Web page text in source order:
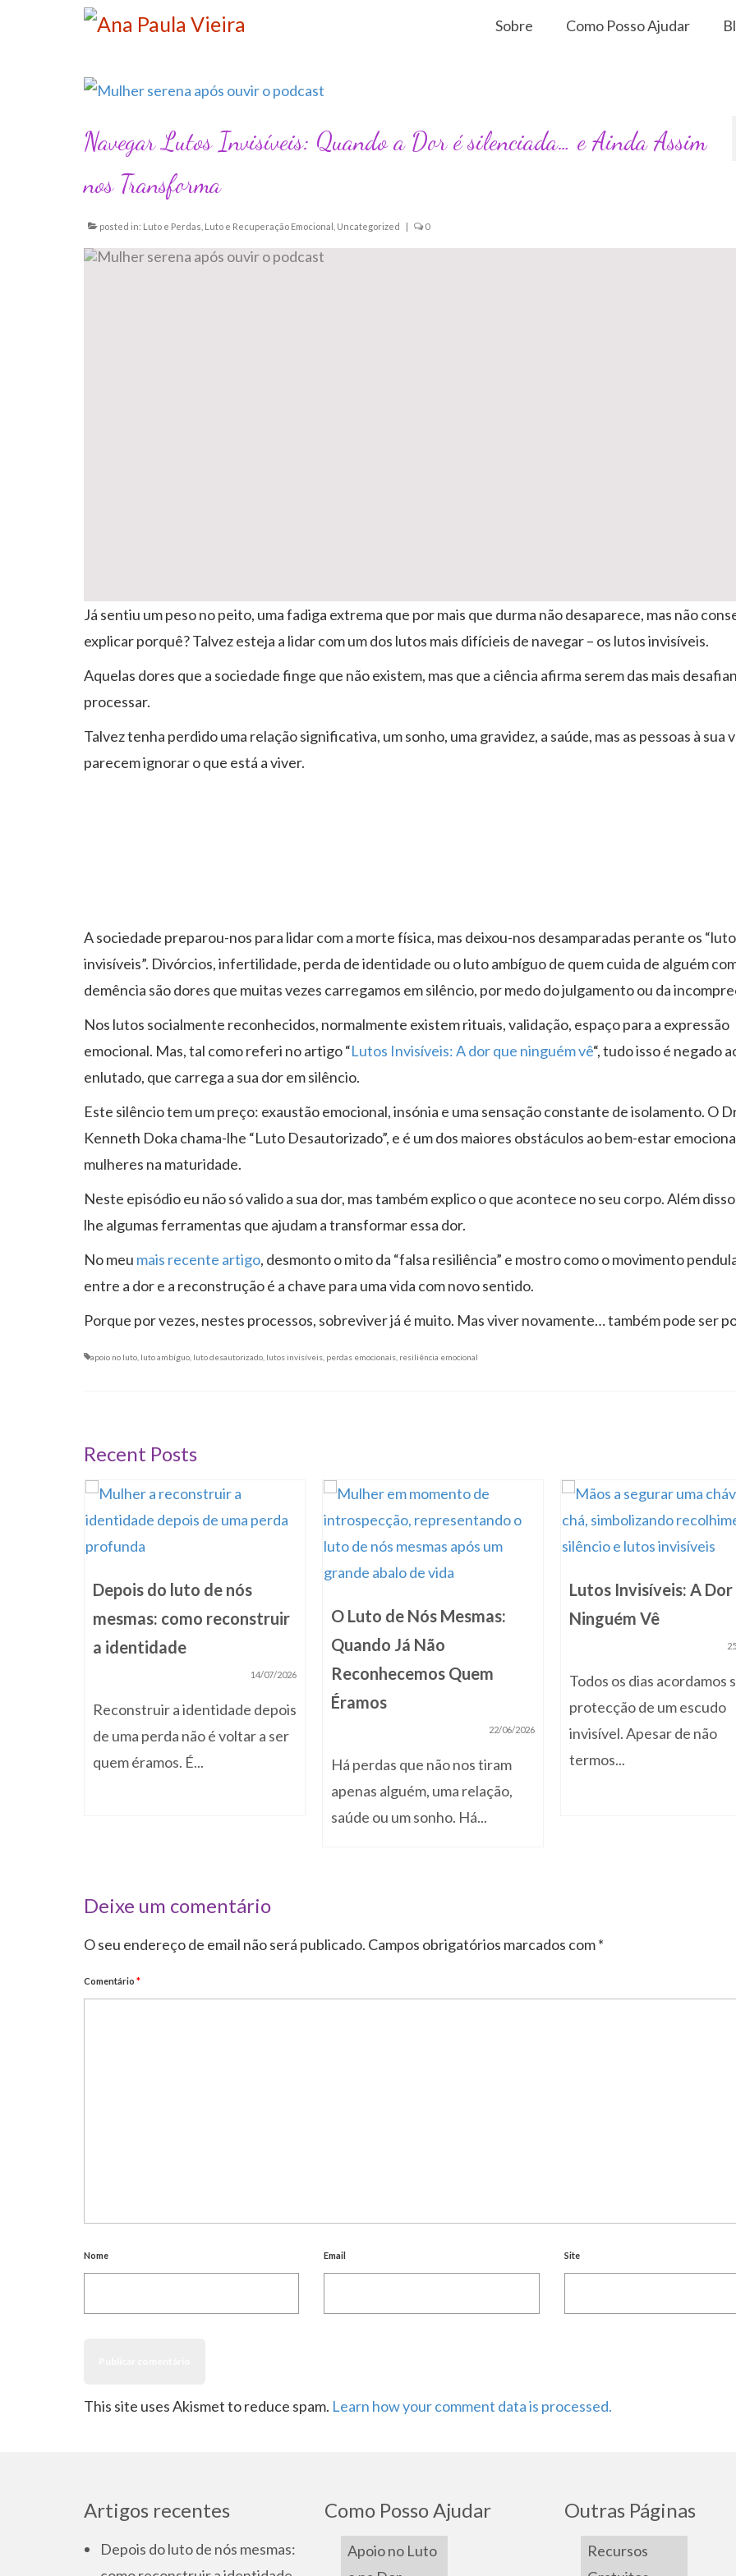
Sobre Como Posso Ajudar
Navegar Lutos Invisíveis: Quando a Dor é silenciada… e Ainda Assim
nos Transforma
posted in: Luto e Perdas Luto e Recuperação Emocional Uncategorized 0
Já sentiu um peso no peito, uma fadiga extrema que por mais que durma não desaparece, mas não
explicar porquê? Talvez esteja a lidar com um dos lutos mais difícieis de navegar – os lutos invisíveis.
Aquelas dores que a sociedade finge que não existem, mas que a ciência afirma serem das mais
processar.
Talvez tenha perdido uma relação significativa, um sonho, uma gravidez, a saúde, mas as pessoas à sua
parecem ignorar o que está a viver.
A sociedade preparou-nos para lidar com a morte física, mas deixou-nos desamparadas perante os
invisíveis”. Divórcios, infertilidade, perda de identidade ou o luto ambíguo de quem cuida de alguém
demência são dores que muitas vezes carregamos em silêncio, por medo do julgamento ou da
Nos lutos socialmente reconhecidos, normalmente existem rituais, validação, espaço para a expressão
emocional. Mas, tal como referi no artigo “Lutos Invisíveis: A dor que ninguém vê“, tudo isso é negado
enlutado, que carrega a sua dor em silêncio.
Este silêncio tem um preço: exaustão emocional, insónia e uma sensação constante de isolamento. O
Kenneth Doka chama-lhe “Luto Desautorizado”, e é um dos maiores obstáculos ao bem-estar
mulheres na maturidade.
Neste episódio eu não só valido a sua dor, mas também explico o que acontece no seu corpo. Além
lhe algumas ferramentas que ajudam a transformar essa dor.
No meu mais recente artigo, desmonto o mito da “falsa resiliência” e mostro como o movimento
entre a dor e a reconstrução é a chave para uma vida com novo sentido.
Porque por vezes, nestes processos, sobreviver já é muito. Mas viver novamente… também pode ser
apoio no luto, luto ambíguo, luto desautorizado, lutos invisíveis, perdas emocionais, resiliência emocional
Recent Posts
Depois do luto de nós
mesmas: como reconstruir
a identidade
14/07/2026
Reconstruir a identidade depois
de uma perda não é voltar a ser
quem éramos. É...
O Luto de Nós Mesmas:
Quando Já Não
Reconhecemos Quem
Éramos
22/06/2026
Há perdas que não nos tiram
apenas alguém, uma relação,
saúde ou um sonho. Há...
Lutos Invisíveis: A Dor
Ninguém Vê
Todos os dias acordamos
protecção de um escudo
invisível. Apesar de não
termos...
Deixe um comentário
O seu endereço de email não será publicado. Campos obrigatórios marcados com*
Comentário *
Nome Email Site
This site uses Akismet to reduce spam. Learn how your comment data is processed.
Artigos recentes
Depois do luto de nós mesmas:
Como Posso Ajudar
Apoio no Luto
Outras Páginas
Recursos